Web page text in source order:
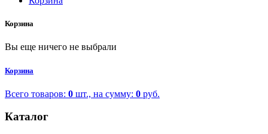
Корзина
Вы еще ничего не выбрали
Корзина
Всего товаров: 0 шт., на сумму: 0 руб.
Каталог